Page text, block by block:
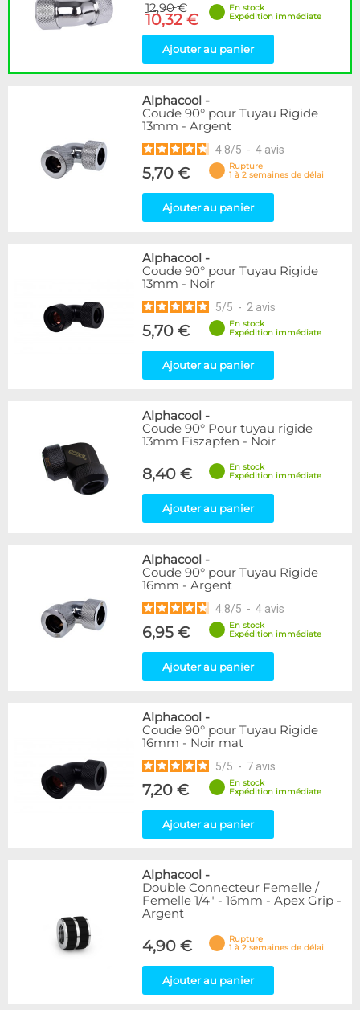
12,90 €
10,32 €
En stock
Expédition immédiate
Ajouter au panier
Alphacool -
Coude 90° pour Tuyau Rigide
13mm - Argent
4.8/5 - 4 avis
5,70 €
Rupture
1 à 2 semaines de délai
Ajouter au panier
Alphacool -
Coude 90° pour Tuyau Rigide
13mm - Noir
5/5 - 2 avis
5,70 €
En stock
Expédition immédiate
Ajouter au panier
Alphacool -
Coude 90° Pour tuyau rigide
13mm Eiszapfen - Noir
8,40 €
En stock
Expédition immédiate
Ajouter au panier
Alphacool -
Coude 90° pour Tuyau Rigide
16mm - Argent
4.8/5 - 4 avis
6,95 €
En stock
Expédition immédiate
Ajouter au panier
Alphacool -
Coude 90° pour Tuyau Rigide
16mm - Noir mat
5/5 - 7 avis
7,20 €
En stock
Expédition immédiate
Ajouter au panier
Alphacool -
Double Connecteur Femelle /
Femelle 1/4" - 16mm - Apex Grip -
Argent
4,90 €
Rupture
1 à 2 semaines de délai
Ajouter au panier